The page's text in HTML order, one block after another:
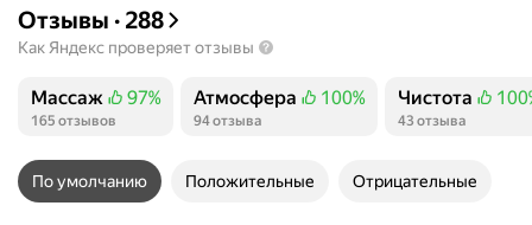
Отзывы · 288
Как Яндекс проверяет отзывы
Массаж
Положительных отзывов
97%
165 отзывов
Атмосфера
Положительных отзывов
100%
94 отзыва
Чистота
43 отзыва
По умолчанию Положительные Отрицательные